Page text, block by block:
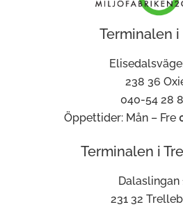
Terminalen i
238 36
040-54 28
Öppettider: Mån – Fre
Terminalen i
Dalaslingan
231 32